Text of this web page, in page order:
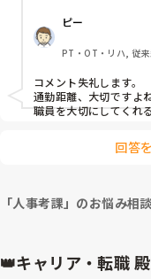
言われた_(:3」z)_笑
リーダーは師長はあな
てるのではない。自分
ね。と言っている。と言
ズルズルいってたら年は
年取るの早いよ〜と言
来ないから動けない、
ピー
PT・OT・リハ, 従
コメント失礼します。
通勤距離、大切ですよね
職員を大切にしてくれ
回答
「人事考課」のお悩み相
👑キャリア・転職